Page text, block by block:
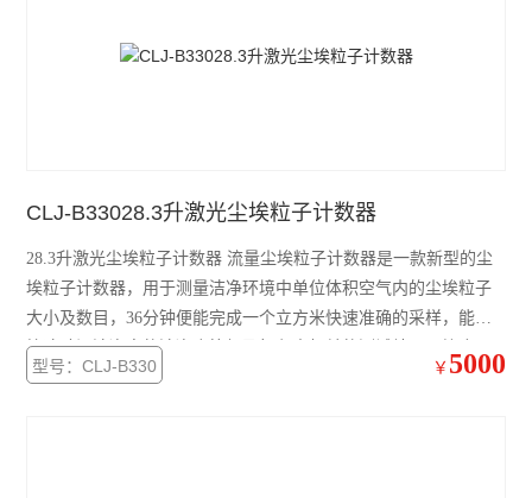
微生物限度仪/集菌仪
CLJ-B33028.3升激光尘埃粒子计数器
28.3升激光尘埃粒子计数器 流量尘埃粒子计数器是一款新型的尘
埃粒子计数器，用于测量洁净环境中单位体积空气内的尘埃粒子
大小及数目，36分钟便能完成一个立方米快速准确的采样，能够
快速验证洁净室的洁净度等级及打印出相关的测试结果，符合
ISO14644及2010版GMP的标准。该产品采用了非常友好的用户界
型号：CLJ-B330 ￥ 5000